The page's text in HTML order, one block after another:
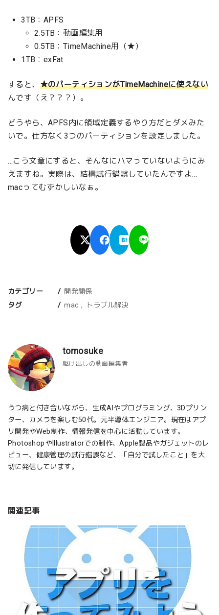
3TB：APFS
2.5TB：動画編集用
0.5TB：TimeMachine用（★）
1TB：exFat
すると、 ★のパーティションがTimeMachineに使えない
んです（え？？？）。
どうやら、APFS内に領域定義するやり方だとダメみた
いで。仕方なく3つのパーティションを設定しました。
…こう文章にすると、そんなにハマっていないようにみ
えますね。実際は、結構試行錯誤していたんですよ…
macってむずかしいなぁ。
カテゴリー
開発関係
タグ
mac トラブル解決
tomosuke
駆け出しの動画編集者
うつ病と付き合いながら、生成AIやプログラミング、3Dプリン
ター、カメラを楽しむ50代。元半導体エンジニア。現在はアプ
リ開発やWeb制作、情報発信を中心に活動しています。
PhotoshopやIllustratorでの制作、Apple製品やガジェットのレ
ビュー、健康管理の試行錯誤など、「自分で試したこと」を大
切に発信しています。
関連記事